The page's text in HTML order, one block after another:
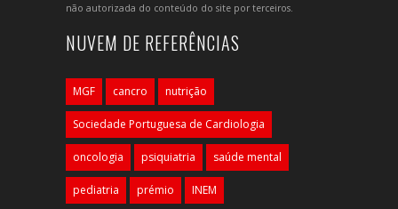
não autorizada do conteúdo do site por terceiros.
NUVEM DE REFERÊNCIAS
MGF cancro nutrição
Sociedade Portuguesa de Cardiologia
oncologia psiquiatria saúde mental
pediatria prémio INEM